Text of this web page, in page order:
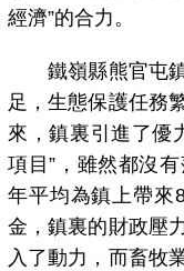
經濟”的合力。
鐵嶺縣熊官屯鎮
足，生態保護任務
來，鎮裏引進了優
項目”，雖然都沒
年平均為鎮上帶來
金，鎮裏的財政壓
入了動力，而畜牧